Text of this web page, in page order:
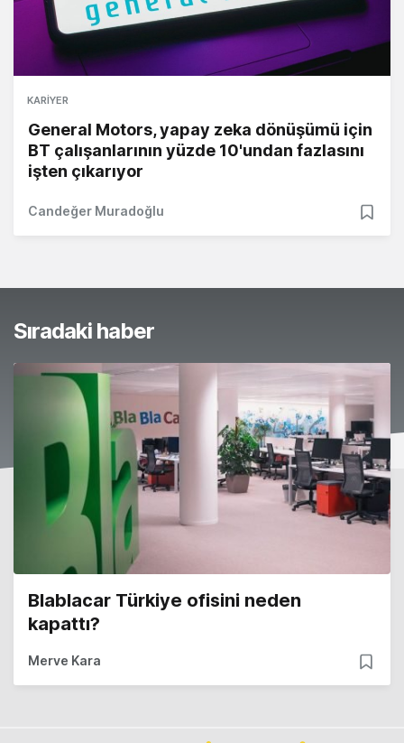
KARIYER
General Motors, yapay zeka dönüşümü için
BT çalışanlarının yüzde 10'undan fazlasını
işten çıkarıyor
Candeğer Muradoğlu
Sıradaki haber
Blablacar Türkiye ofisini neden
kapattı?
Merve Kara